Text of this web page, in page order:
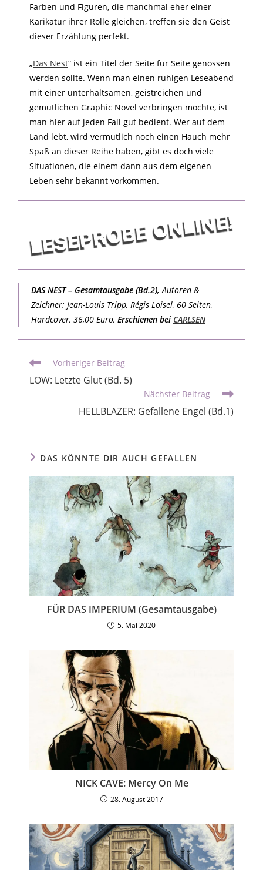
Farben und Figuren, die manchmal eher einer
Karikatur ihrer Rolle gleichen, treffen sie den Geist
dieser Erzählung perfekt.
„Das Nest“ ist ein Titel der Seite für Seite genossen
werden sollte. Wenn man einen ruhigen Leseabend
mit einer unterhaltsamen, geistreichen und
gemütlichen Graphic Novel verbringen möchte, ist
man hier auf jeden Fall gut bedient. Wer auf dem
Land lebt, wird vermutlich noch einen Hauch mehr
Spaß an dieser Reihe haben, gibt es doch viele
Situationen, die einem dann aus dem eigenen
Leben sehr bekannt vorkommen.
DAS NEST – Gesamtausgabe (Bd.2), Autoren &
Zeichner: Jean-Louis Tripp, Régis Loisel, 60 Seiten,
Hardcover, 36,00 Euro, Erschienen bei CARLSEN
Vorheriger Beitrag
LOW: Letzte Glut (Bd. 5)
Nächster Beitrag
HELLBLAZER: Gefallene Engel (Bd.1)
DAS KÖNNTE DIR AUCH GEFALLEN
FÜR DAS IMPERIUM (Gesamtausgabe)
5. Mai 2020
NICK CAVE: Mercy On Me
28. August 2017